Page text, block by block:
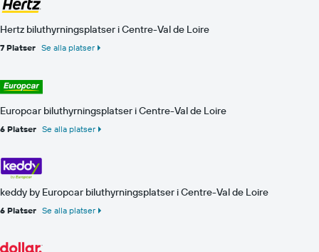
Hertz biluthyrningsplatser i Centre-Val de Loire
7 Platser Se alla platser
Europcar biluthyrningsplatser i Centre-Val de Loire
6 Platser Se alla platser
keddy by Europcar biluthyrningsplatser i Centre-Val de Loire
6 Platser Se alla platser